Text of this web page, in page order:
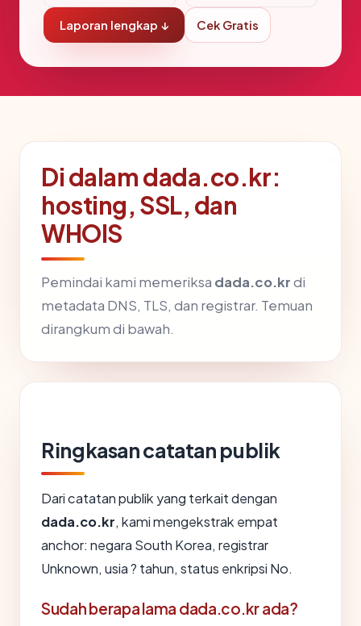
Laporan lengkap ↓ Cek Gratis
Di dalam dada.co.kr:
hosting, SSL, dan
WHOIS
Pemindai kami memeriksa dada.co.krdi
metadata DNS, TLS, dan registrar. Temuan
dirangkum di bawah.
Ringkasan catatan publik
Dari catatan publik yang terkait dengan
dada.co.kr, kami mengekstrak empat
anchor: negara South Korea, registrar
Unknown, usia ? tahun, status enkripsi No.
Sudah berapa lama dada.co.kr ada?